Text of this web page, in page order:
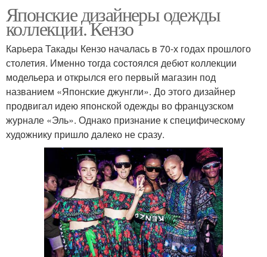
Японские дизайнеры одежды
коллекции. Кензо
Карьера Такады Кензо началась в 70-х годах прошлого
столетия. Именно тогда состоялся дебют коллекции
модельера и открылся его первый магазин под
названием «Японские джунгли». До этого дизайнер
продвигал идею японской одежды во французском
журнале «Эль». Однако признание к специфическому
художнику пришло далеко не сразу.